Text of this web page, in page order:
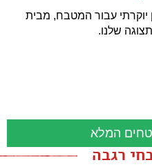
יוקרתי עבור המטבח, מבית
שלנו.
המלא
רגבה